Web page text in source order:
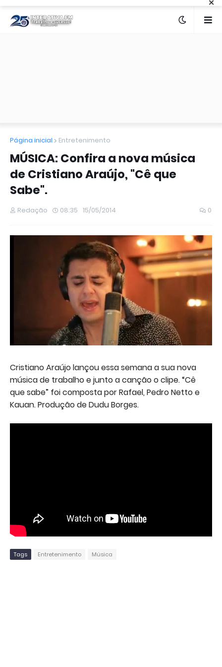
Página inicial Entretenimento
MÚSICA: Confira a nova música
de Cristiano Araújo, "Cê que
Sabe".
Redação 08:35 15/05/2014 0
Cristiano Araújo lançou essa semana a sua nova
música de trabalho e junto a canção o clipe. “Cê
que sabe” foi composta por Rafael, Pedro Netto e
Kauan. Produção de Dudu Borges.
Tags Entretenimento Música